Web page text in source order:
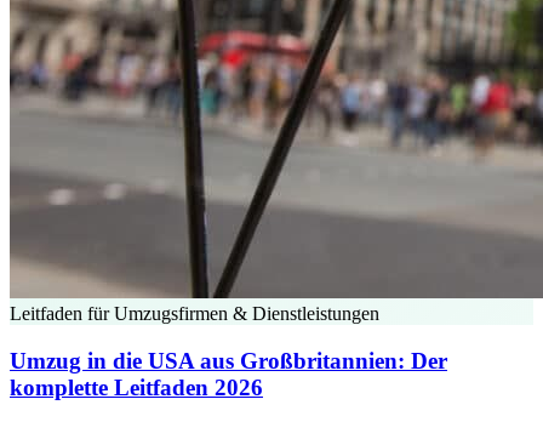
Leitfaden für Umzugsfirmen & Dienstleistungen
Umzug in die USA aus Großbritannien: Der
komplette Leitfaden 2026